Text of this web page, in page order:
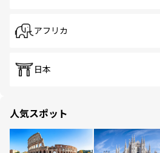
アフリカ
日本
人気スポット